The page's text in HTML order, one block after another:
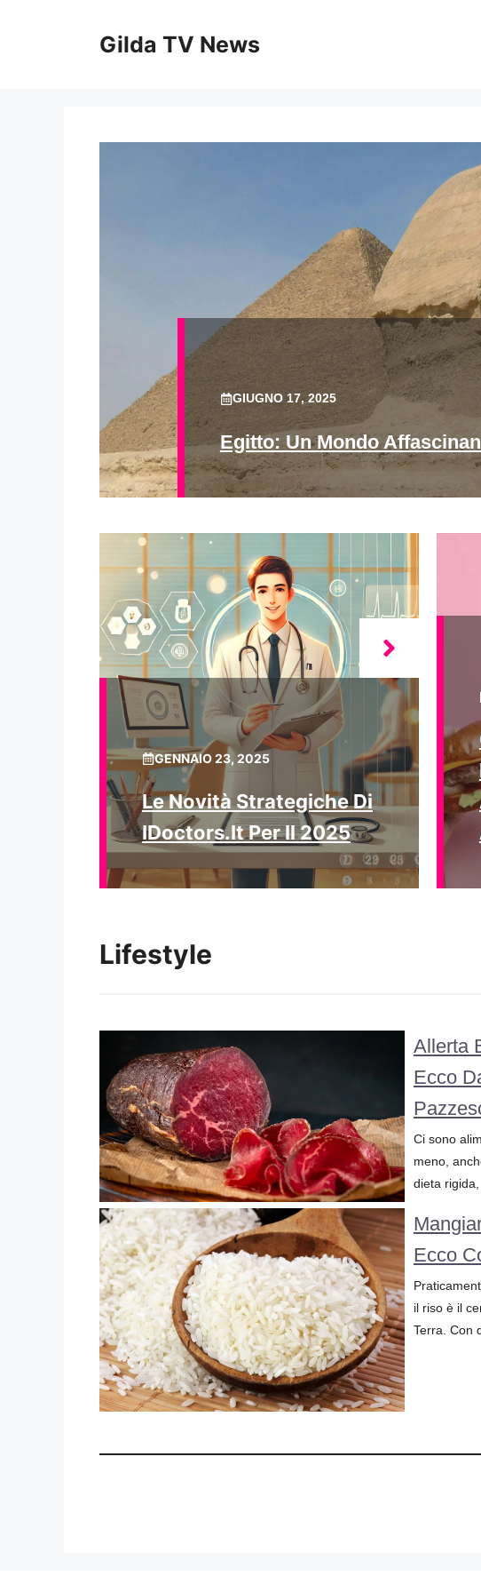
Gilda TV News
GIUGNO 17, 2025
Egitto: Un Mondo
GENNAIO 23, 2025
Le Novità Strategiche Di
IDoctors.it Per Il 2025
Lifestyle
Allerta
Ecco
Ci sono
meno,
dieta
Ecco
il riso è il
Terra. Con